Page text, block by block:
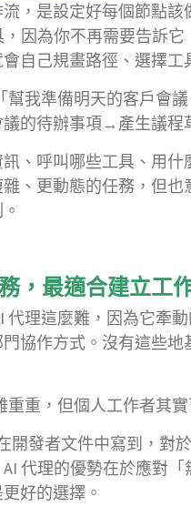
，是設定好每個節點
因為你不再需要告訴
自己規畫路徑、選擇工
幫我準備明天的客戶會
的待辦事項→產生議程
、呼叫哪些工具、用
、更動態的任務，但
，最適合建立工
代理這麼難，因為它牽
協作方式。沒有這些
重重，但個人工作者其
開發者文件中寫到，對
代理的優勢在於應對
好的選擇。